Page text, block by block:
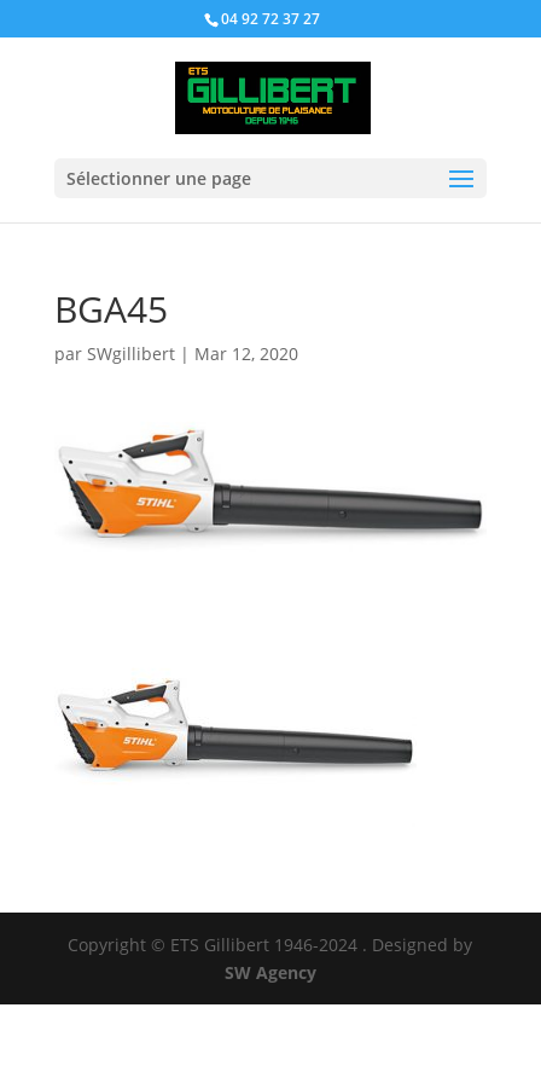
04 92 72 37 27
Sélectionner une page
BGA45
par SWgillibert| Mar 12, 2020
Copyright © ETS Gillibert 1946-2024 . Designed by
SW Agency